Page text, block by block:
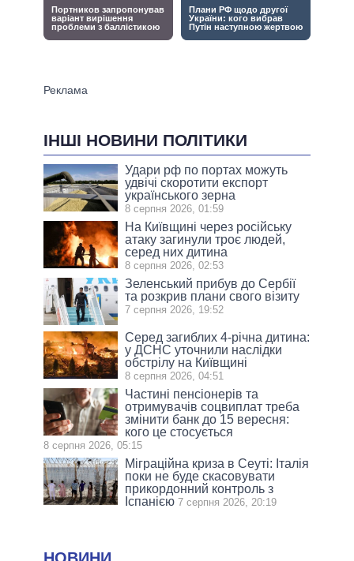
ІНШІ НОВИНИ ПОЛІТИКИ
Удари рф по портах можуть
удвічі скоротити експорт
українського зерна
8 серпня 2026, 01:59
На Київщині через російську
атаку загинули троє людей,
серед них дитина
8 серпня 2026, 02:53
Зеленський прибув до Сербії
та розкрив плани свого візиту
7 серпня 2026, 19:52
Серед загиблих 4-річна дитина:
у ДСНС уточнили наслідки
обстрілу на Київщині
8 серпня 2026, 04:51
Частині пенсіонерів та
отримувачів соцвиплат треба
змінити банк до 15 вересня:
кого це стосується
8 серпня 2026, 05:15
Міграційна криза в Сеуті: Італія
поки не буде скасовувати
прикордонний контроль з
Іспанією 7 серпня 2026, 20:19